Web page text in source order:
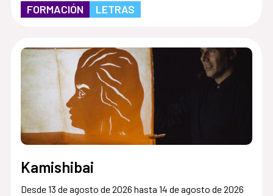
FORMACIÓN LETRAS
Kamishibai
Desde 13 de agosto de 2026 hasta 14 de agosto de 2026